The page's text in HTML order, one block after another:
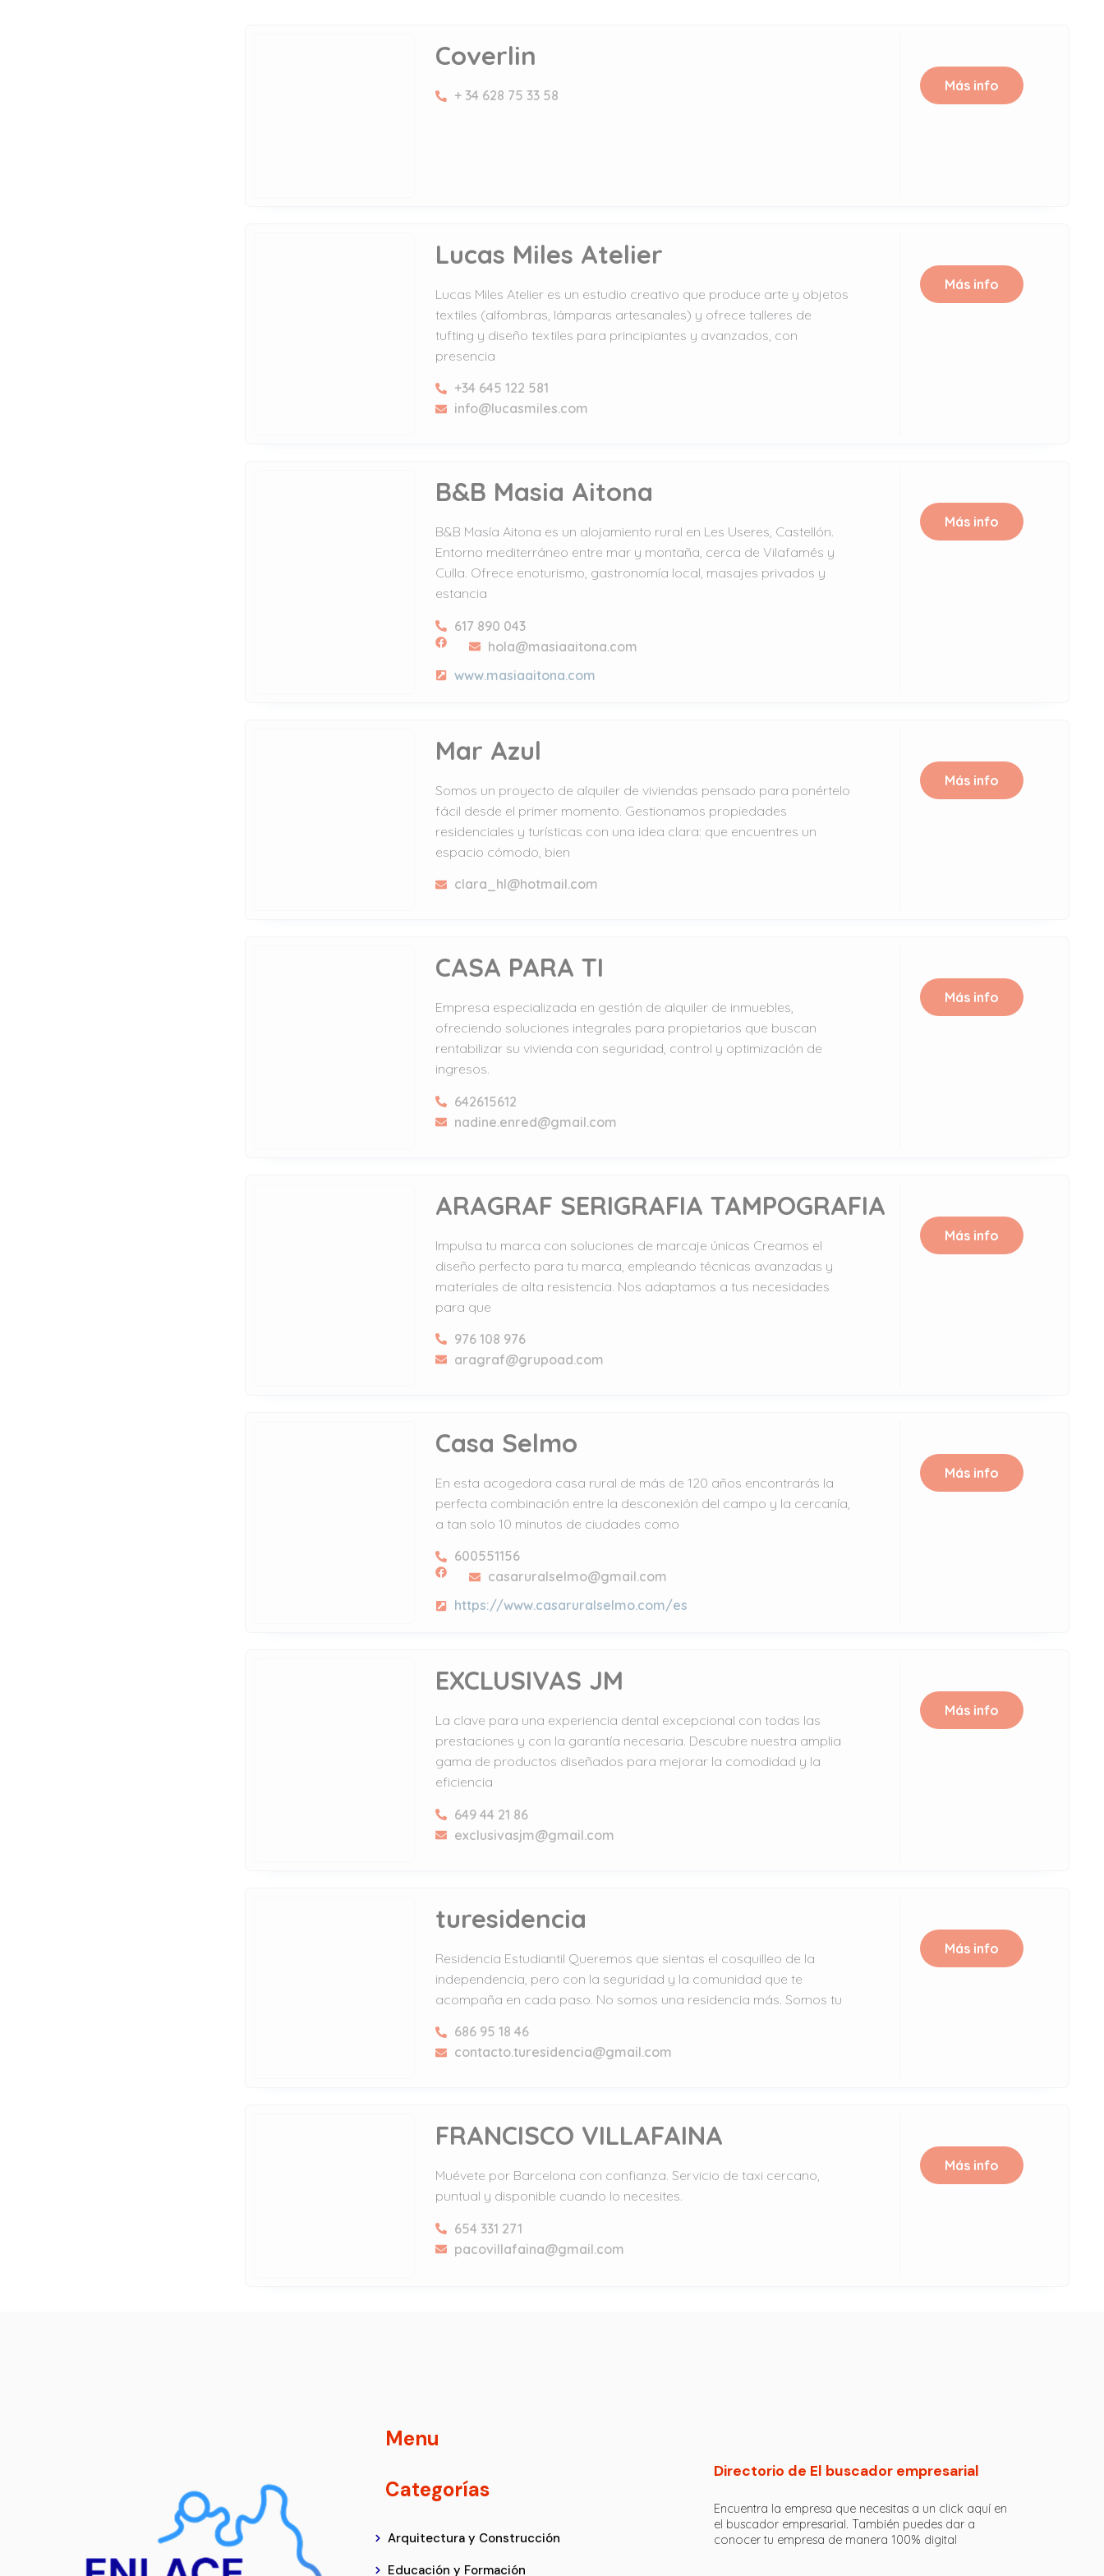
Coverlin
+ 34 628 75 33 58
Más info
Lucas Miles Atelier
Lucas Miles Atelier es un estudio creativo que produce arte y objetos
textiles (alfombras, lámparas artesanales) y ofrece talleres de
tufting y diseño textiles para principiantes y avanzados, con
presencia
+34 645 122 581
info@lucasmiles.com
Más info
B&B Masia Aitona
B&B Masía Aitona es un alojamiento rural en Les Useres, Castellón.
Entorno mediterráneo entre mar y montaña, cerca de Vilafamés y
Culla. Ofrece enoturismo, gastronomía local, masajes privados y
estancia
617 890 043
hola@masiaaitona.com
www.masiaaitona.com
Más info
Mar Azul
Somos un proyecto de alquiler de viviendas pensado para ponértelo
fácil desde el primer momento. Gestionamos propiedades
residenciales y turísticas con una idea clara: que encuentres un
espacio cómodo, bien
clara_hl@hotmail.com
Más info
CASA PARA TI
Empresa especializada en gestión de alquiler de inmuebles,
ofreciendo soluciones integrales para propietarios que buscan
rentabilizar su vivienda con seguridad, control y optimización de
ingresos.
642615612
nadine.enred@gmail.com
Más info
ARAGRAF SERIGRAFIA TAMPOGRAFIA
Impulsa tu marca con soluciones de marcaje únicas Creamos el
diseño perfecto para tu marca, empleando técnicas avanzadas y
materiales de alta resistencia. Nos adaptamos a tus necesidades
para que
976 108 976
aragraf@grupoad.com
Más info
Casa Selmo
En esta acogedora casa rural de más de 120 años encontrarás la
perfecta combinación entre la desconexión del campo y la cercanía,
a tan solo 10 minutos de ciudades como
600551156
casaruralselmo@gmail.com
https://www.casaruralselmo.com/es
Más info
EXCLUSIVAS JM
La clave para una experiencia dental excepcional con todas las
prestaciones y con la garantía necesaria. Descubre nuestra amplia
gama de productos diseñados para mejorar la comodidad y la
eficiencia
649 44 21 86
exclusivasjm@gmail.com
Más info
turesidencia
Residencia Estudiantil Queremos que sientas el cosquilleo de la
independencia, pero con la seguridad y la comunidad que te
acompaña en cada paso. No somos una residencia más. Somos tu
686 95 18 46
contacto.turesidencia@gmail.com
Más info
FRANCISCO VILLAFAINA
Muévete por Barcelona con confianza. Servicio de taxi cercano,
puntual y disponible cuando lo necesites.
654 331 271
pacovillafaina@gmail.com
Más info
Dra. Johanna Martínez Osorio